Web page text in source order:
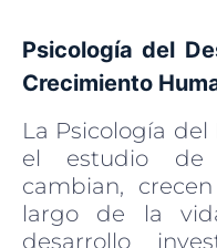
Psicología del
Crecimiento
La Psicología
el estudio de
cambian,
largo de la
desarrollo